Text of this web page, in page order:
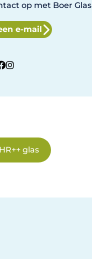
op met Boer Glas
e-mail
HR++ glas